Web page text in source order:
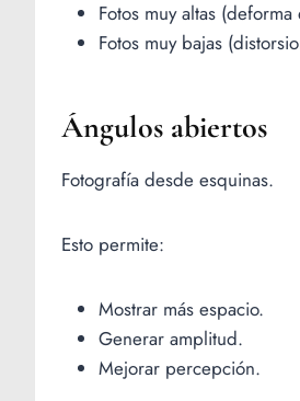
Fotos muy altas (deforma
Fotos muy bajas
Ángulos abiertos
Fotografía desde esquinas.
Esto permite:
Mostrar más espacio.
Generar amplitud.
Mejorar percepción.